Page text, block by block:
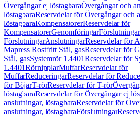
Övergångar ej löstagbaraÖvergångar och
löstagbaraReservdelar för Övergångar och
löstagbaraKompensatorerReservdelar för
KompensatorerGenomföringarFörslutningar
FörslutningarAnslutningarReservdelar för
Mapress Rostfritt Stål, gasReservdelar för
Stål, gasSystemrör 1.4401Reservdelar för
1.4401RörnipplarMuffarReservdelar för
MuffarReduceringarReservdelar för
för BöjarT-rörReservdelar för T-rör
löstagbaraReservdelar för Övergångar ej
anslutningar, löstagbaraReservdelar för
anslutningar, löstagbaraFörslutningar